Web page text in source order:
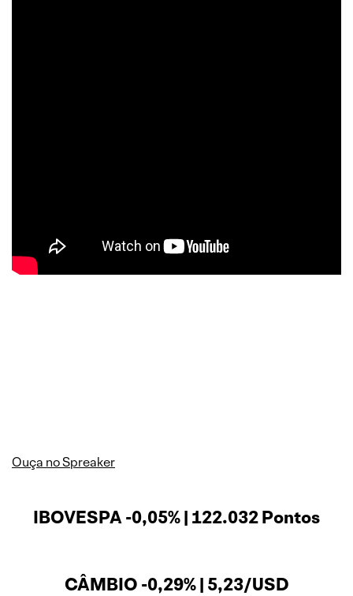
Ouça no Spreaker
IBOVESPA -0,05% | 122.032 Pontos
CÂMBIO -0,29% | 5,23/USD